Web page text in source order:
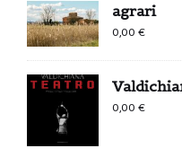
agrari
0,00€
0,00€